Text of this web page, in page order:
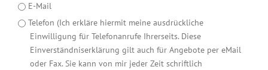
E-Mail
Telefon (Ich erkläre hiermit meine ausdrückliche
Einwilligung für Telefonanrufe Ihrerseits. Diese
Einverständniserklärung gilt auch für Angebote per eMail
oder Fax. Sie kann von mir jeder Zeit schriftlich